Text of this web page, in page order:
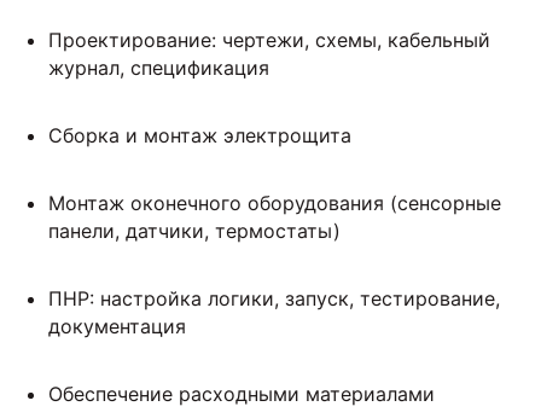
Проектирование: чертежи, схемы, кабельный
журнал, спецификация
Сборка и монтаж электрощита
Монтаж оконечного оборудования (сенсорные
панели, датчики, термостаты)
ПНР: настройка логики, запуск, тестирование,
документация
Обеспечение расходными материалами